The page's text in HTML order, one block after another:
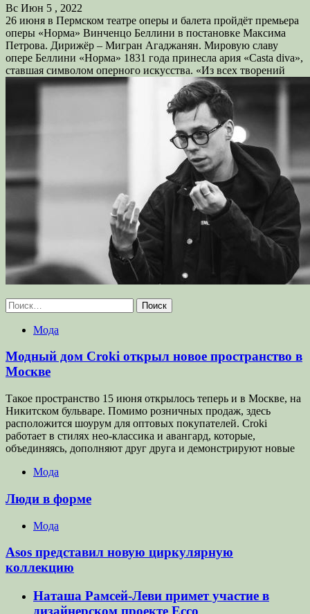
Вс Июн 5 , 2022
26 июня в Пермском театре оперы и балета пройдёт премьера
оперы «Норма» Винченцо Беллини в постановке Максима
Петрова. Дирижёр – Мигран Агаджанян. Мировую славу
опере Беллини «Норма» 1831 года принесла ария «Casta diva»,
ставшая символом оперного искусства. «Из всех творений
Найти:
Мода
Модный дом Croki открыл новое пространство в
Москве
Такое пространство 15 июня открылось теперь и в Москве, на
Никитском бульваре. Помимо розничных продаж, здесь
расположится шоурум для оптовых покупателей. Croki
работает в стилях нео-классика и авангард, которые,
объединяясь, дополняют друг друга и демонстрируют новые
Мода
Люди в форме
Мода
Asos представил новую циркулярную
коллекцию
Наташа Рамсей-Леви примет участие в
дизайнерском проекте Ecco